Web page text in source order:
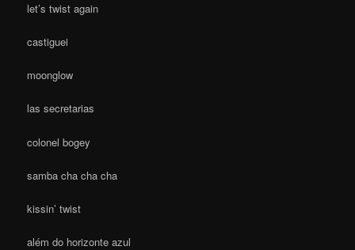
let’s twist again
castiguei
moonglow
las secretarias
colonel bogey
samba cha cha cha
kissin’ twist
além do horizonte azul